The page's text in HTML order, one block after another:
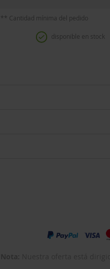
** Cantidad mínima del pedido
disponible en stock